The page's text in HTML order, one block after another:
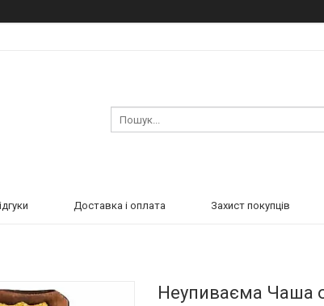
Доставка і оплата Захист покупців
Неупиваєма Чаша